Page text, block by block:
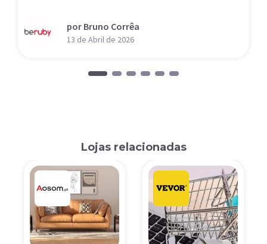
por Bruno Corrêa
13 de Abril de 2026
Lojas relacionadas